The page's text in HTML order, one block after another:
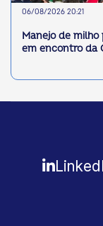
06/08/2026 20:21
Manejo de
em encontro da